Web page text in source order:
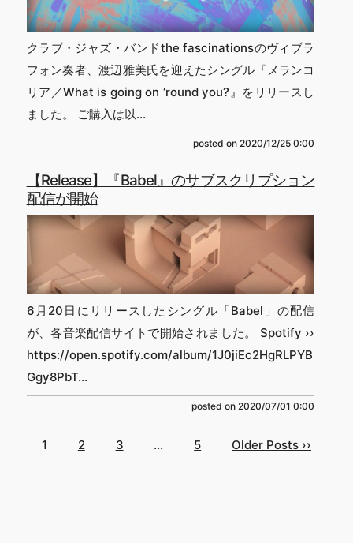
クラブ・ジャズ・バンドthe fascinationsのヴィブラ
フォン奏者、渡辺雅美氏を迎えたシングル『メランコ
リア／What is going on ‘round you?』をリリースし
ました。 ご購入は以...
posted on2020/12/25 0:00
【Release】『Babel』のサブスクリプション
配信が開始
6月20日にリリースしたシングル「Babel」の配信
が、各音楽配信サイトで開始されました。 Spotify ››
https://open.spotify.com/album/1J0jiEc2HgRLPYB
Ggy8PbT...
posted on2020/07/01 0:00
1 2 3 … 5 Older Posts ››